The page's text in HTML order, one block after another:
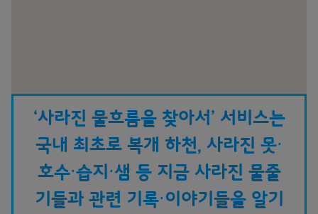
‘사라진 물흐름을 찾아서’ 서비스는
국내 최초로 복개 하천, 사라진 못⋅
호수⋅습지⋅샘 등 지금 사라진 물줄
기들과 관련 기록⋅이야기들을 알기